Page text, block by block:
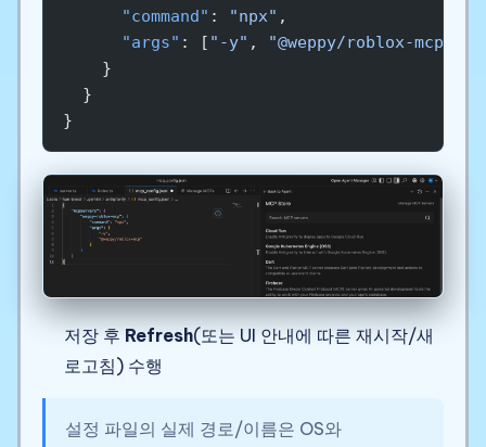
      "command"
: "npx" ,
      "args"
: [ "-y" ,
"@weppy/roblox-
    }
  }
}
저장 후 Refresh(또는 UI 안내에 따른 재시작/새
로고침) 수행
설정 파일의 실제 경로/이름은 OS와